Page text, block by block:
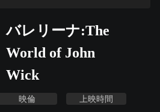
バレリーナ:The
World of John
Wick
映倫 上映時間